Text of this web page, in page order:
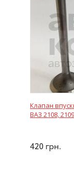
Клапан
ВАЗ 2108,
420 грн.